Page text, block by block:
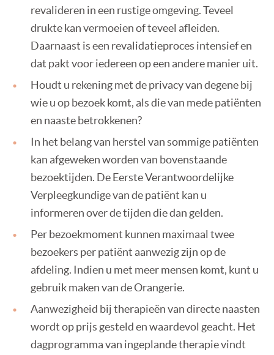
revalideren in een rustige omgeving. Teveel
drukte kan vermoeien of teveel afleiden.
Daarnaast is een revalidatieproces intensief en
dat pakt voor iedereen op een andere manier uit.
Houdt u rekening met de privacy van degene bij
wie u op bezoek komt, als die van mede patiënten
en naaste betrokkenen?
In het belang van herstel van sommige patiënten
kan afgeweken worden van bovenstaande
bezoektijden. De Eerste Verantwoordelijke
Verpleegkundige van de patiënt kan u
informeren over de tijden die dan gelden.
Per bezoekmoment kunnen maximaal twee
bezoekers per patiënt aanwezig zijn op de
afdeling. Indien u met meer mensen komt, kunt u
gebruik maken van de Orangerie.
Aanwezigheid bij therapieën van directe naasten
wordt op prijs gesteld en waardevol geacht. Het
dagprogramma van ingeplande therapie vindt